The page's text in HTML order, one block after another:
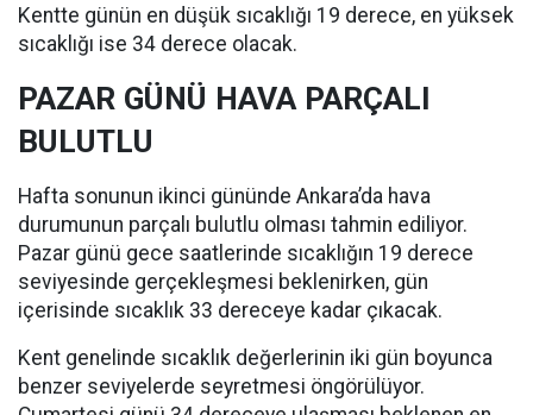
Kentte günün en düşük sıcaklığı 19 derece, en yüksek
sıcaklığı ise 34 derece olacak.
PAZAR GÜNÜ HAVA PARÇALI
BULUTLU
Hafta sonunun ikinci gününde Ankara’da hava
durumunun parçalı bulutlu olması tahmin ediliyor.
Pazar günü gece saatlerinde sıcaklığın 19 derece
seviyesinde gerçekleşmesi beklenirken, gün
içerisinde sıcaklık 33 dereceye kadar çıkacak.
Kent genelinde sıcaklık değerlerinin iki gün boyunca
benzer seviyelerde seyretmesi öngörülüyor.